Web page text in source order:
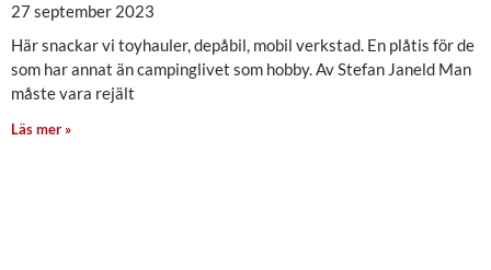
27 september 2023
Här snackar vi toyhauler, depåbil, mobil verkstad. En plåtis för de
som har annat än campinglivet som hobby. Av Stefan Janeld Man
måste vara rejält
Läs mer »